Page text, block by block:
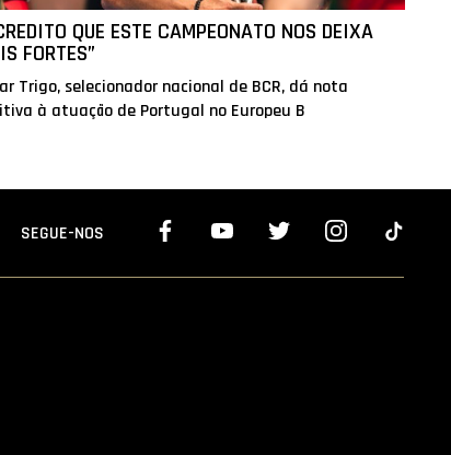
QUE ESTE CAMPEONATO NOS DEIXA
FORTES”
Trigo, selecionador nacional de BCR, dá nota
à atuação de Portugal no Europeu B
SEGUE-NOS